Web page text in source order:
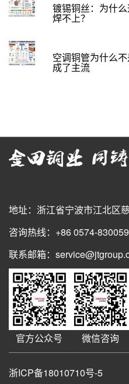
镀锡铜丝：为什
焊不上？
空调铜管为什么
成了主流
地址：浙江省宁波市江北区
咨询热线：+86 0574-
联系邮箱：
官方公众号 微信咨询
浙ICP备18010710号-5